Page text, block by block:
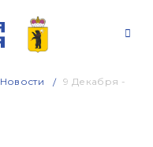
Новости
9 Декабря -